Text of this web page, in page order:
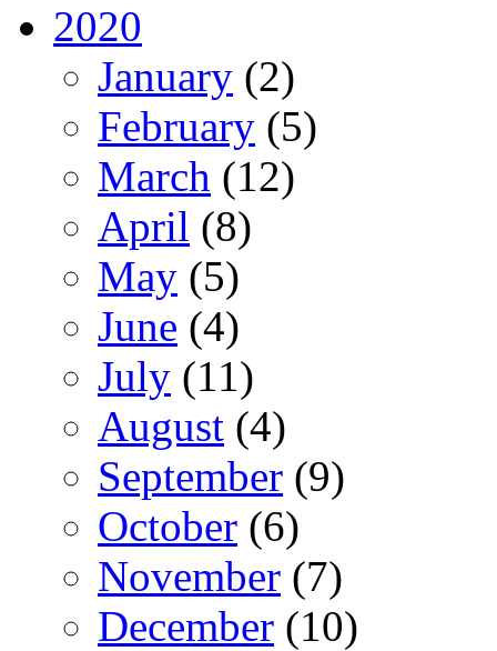
2020
January (2)
February (5)
March (12)
April (8)
May (5)
June (4)
July (11)
August (4)
September (9)
October (6)
November (7)
December (10)